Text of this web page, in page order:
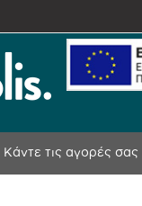
Κάντε τις αγορές